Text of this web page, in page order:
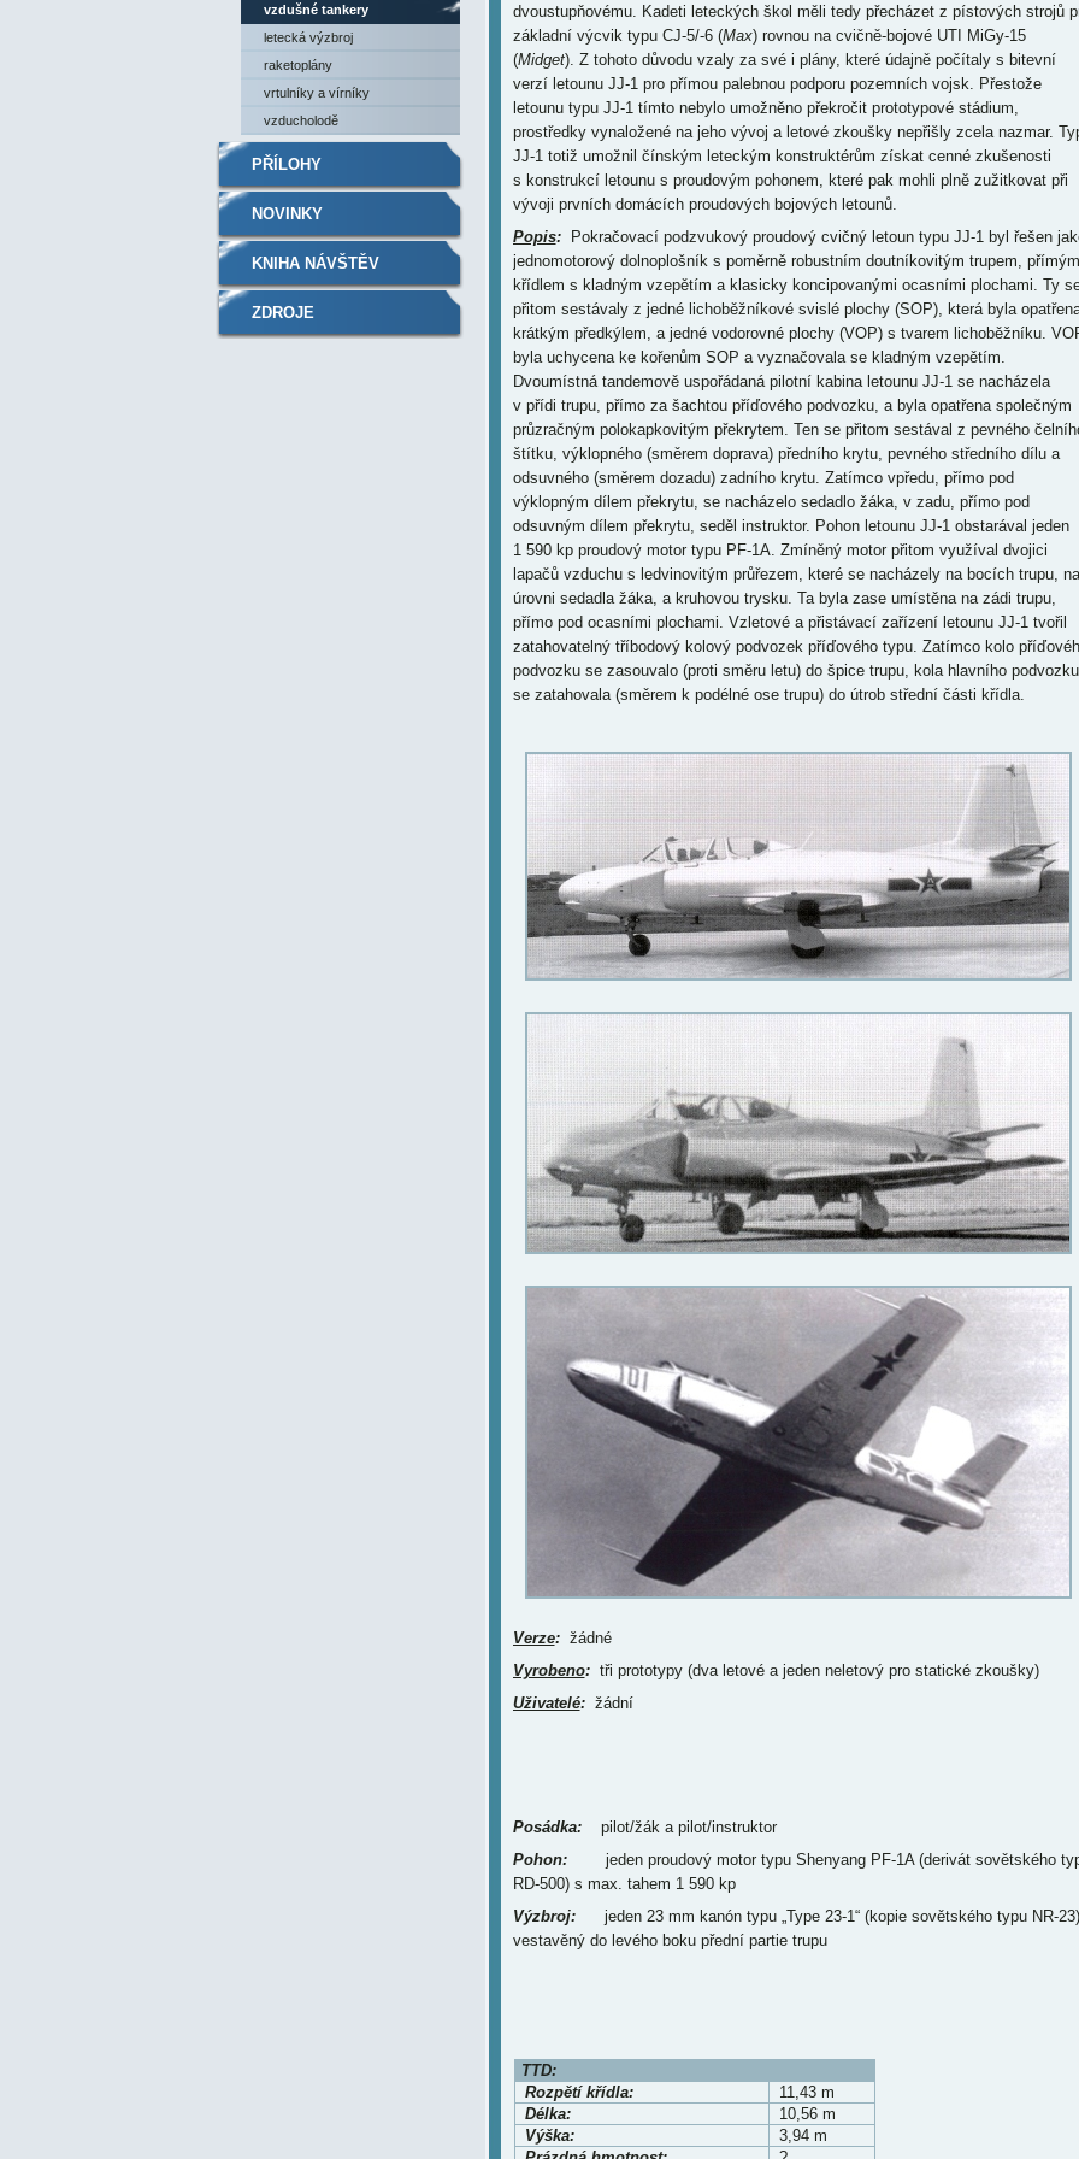
dvoustupňovému. Kadeti leteckých škol měli tedy přecházet z pístových strojů
základní výcvik typu CJ-5/-6 (Max) rovnou na cvičně-bojové UTI MiGy-15
(Midget). Z tohoto důvodu vzaly za své i plány, které údajně počítaly s bitevní
verzí letounu JJ-1 pro přímou palebnou podporu pozemních vojsk. Přestože
letounu typu JJ-1 tímto nebylo umožněno překročit prototypové stádium,
prostředky vynaložené na jeho vývoj a letové zkoušky nepřišly zcela nazmar.
JJ-1 totiž umožnil čínským leteckým konstruktérům získat cenné zkušenosti
s konstrukcí letounu s proudovým pohonem, které pak mohli plně zužitkovat při
vývoji prvních domácích proudových bojových letounů.
Popis:Pokračovací podzvukový proudový cvičný letoun typu JJ-1 byl řešen
jednomotorový dolnoplošník s poměrně robustním doutníkovitým trupem, přímým
křídlem s kladným vzepětím a klasicky koncipovanými ocasními plochami. Ty
přitom sestávaly z jedné lichoběžníkové svislé plochy (SOP), která byla
krátkým předkýlem, a jedné vodorovné plochy (VOP) s tvarem lichoběžníku.
byla uchycena ke kořenům SOP a vyznačovala se kladným vzepětím.
Dvoumístná tandemově uspořádaná pilotní kabina letounu JJ-1 se nacházela
v přídi trupu, přímo za šachtou příďového podvozku, a byla opatřena společným
průzračným polokapkovitým překrytem. Ten se přitom sestával z pevného
štítku, výklopného (směrem doprava) předního krytu, pevného středního dílu a
odsuvného (směrem dozadu) zadního krytu. Zatímco vpředu, přímo pod
výklopným dílem překrytu, se nacházelo sedadlo žáka, v zadu, přímo pod
odsuvným dílem překrytu, seděl instruktor. Pohon letounu JJ-1 obstarával jeden
1 590 kp proudový motor typu PF-1A. Zmíněný motor přitom využíval dvojici
lapačů vzduchu s ledvinovitým průřezem, které se nacházely na bocích trupu, na
úrovni sedadla žáka, a kruhovou trysku. Ta byla zase umístěna na zádi trupu,
přímo pod ocasními plochami. Vzletové a přistávací zařízení letounu JJ-1 tvořil
zatahovatelný tříbodový kolový podvozek příďového typu. Zatímco kolo
podvozku se zasouvalo (proti směru letu) do špice trupu, kola hlavního podvozku
se zatahovala (směrem k podélné ose trupu) do útrob střední části křídla.
Verze:žádné
Vyrobeno:tři prototypy (dva letové a jeden neletový pro statické zkoušky)
Uživatelé:žádní
Posádka:pilot/žák a pilot/instruktor
Pohon:jeden proudový motor typu Shenyang PF-1A (derivát sovětského
RD-500) s max. tahem 1 590 kp
Výzbroj:jeden 23 mm kanón typu „Type 23-1“ (kopie sovětského typu NR-
vestavěný do levého boku přední partie trupu
TTD:
Rozpětí křídla:
11,43 m
Délka:
10,56 m
Výška:
3,94 m
vzdušné tankery
letecká výzbroj
raketoplány
vrtulníky a vírníky
vzducholodě
PŘÍLOHY
NOVINKY
KNIHA NÁVŠTĚV
ZDROJE